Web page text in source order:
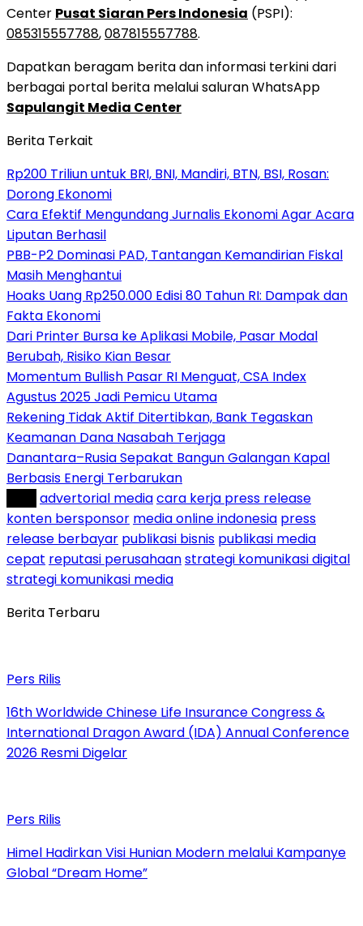
Center Pusat Siaran Pers Indonesia (PSPI):
085315557788,087815557788.
Dapatkan beragam berita dan informasi terkini dari
berbagai portal berita melalui saluran WhatsApp
Sapulangit Media Center
Berita Terkait
Rp200 Triliun untuk BRI, BNI, Mandiri, BTN, BSI, Rosan:
Dorong Ekonomi
Cara Efektif Mengundang Jurnalis Ekonomi Agar Acara
Liputan Berhasil
PBB-P2 Dominasi PAD, Tantangan Kemandirian Fiskal
Masih Menghantui
Hoaks Uang Rp250.000 Edisi 80 Tahun RI: Dampak dan
Fakta Ekonomi
Dari Printer Bursa ke Aplikasi Mobile, Pasar Modal
Berubah, Risiko Kian Besar
Momentum Bullish Pasar RI Menguat, CSA Index
Agustus 2025 Jadi Pemicu Utama
Rekening Tidak Aktif Ditertibkan, Bank Tegaskan
Keamanan Dana Nasabah Terjaga
Danantara–Rusia Sepakat Bangun Galangan Kapal
Berbasis Energi Terbarukan
advertorial mediacara kerja press release
konten bersponsor media online indonesia press
release berbayar publikasi bisnis publikasi media
cepat reputasi perusahaanstrategi komunikasi digital
strategi komunikasi media
Berita Terbaru
Pers Rilis
16th Worldwide Chinese Life Insurance Congress &
International Dragon Award (IDA) Annual Conference
2026 Resmi Digelar
Pers Rilis
Himel Hadirkan Visi Hunian Modern melalui Kampanye
Global “Dream Home”